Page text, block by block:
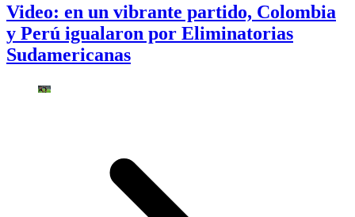
Video: en un vibrante partido, Colombia
y Perú igualaron por Eliminatorias
Sudamericanas